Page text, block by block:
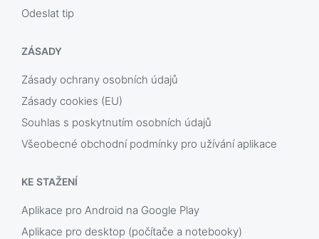
Odeslat tip
ZÁSADY
Zásady ochrany osobních údajů
Zásady cookies (EU)
Souhlas s poskytnutím osobních údajů
Všeobecné obchodní podmínky pro užívání aplikace
KE STAŽENÍ
Aplikace pro Android na Google Play
Aplikace pro desktop (počítače a notebooky)